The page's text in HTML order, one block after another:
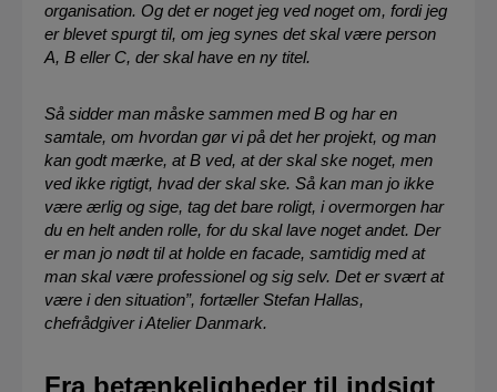
organisation. Og det er noget jeg ved noget om, fordi jeg
er blevet spurgt til, om jeg synes det skal være person
A, B eller C, der skal have en ny titel.
Så sidder man måske sammen med B og har en
samtale, om hvordan gør vi på det her projekt, og man
kan godt mærke, at B ved, at der skal ske noget, men
ved ikke rigtigt, hvad der skal ske. Så kan man jo ikke
være ærlig og sige, tag det bare roligt, i overmorgen har
du en helt anden rolle, for du skal lave noget andet. Der
er man jo nødt til at holde en facade, samtidig med at
man skal være professionel og sig selv. Det er svært at
være i den situation”, fortæller Stefan Hallas,
chefrådgiver i Atelier Danmark.
Fra betænkeligheder til indsigt